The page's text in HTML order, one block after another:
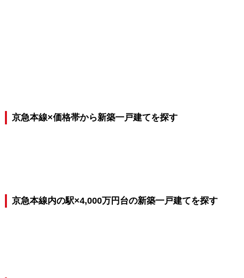
京急本線×価格帯から新築一戸建てを探す
京急本線内の駅×4,000万円台の新築一戸建てを探す